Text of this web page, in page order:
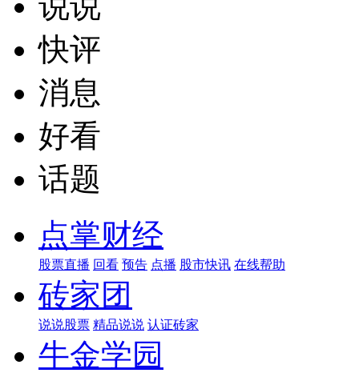
快评
消息
好看
话题
点掌财经
股票直播 回看 预告 点播 股市快讯 在线帮助
砖家团
说说股票 精品说说 认证砖家
牛金学园